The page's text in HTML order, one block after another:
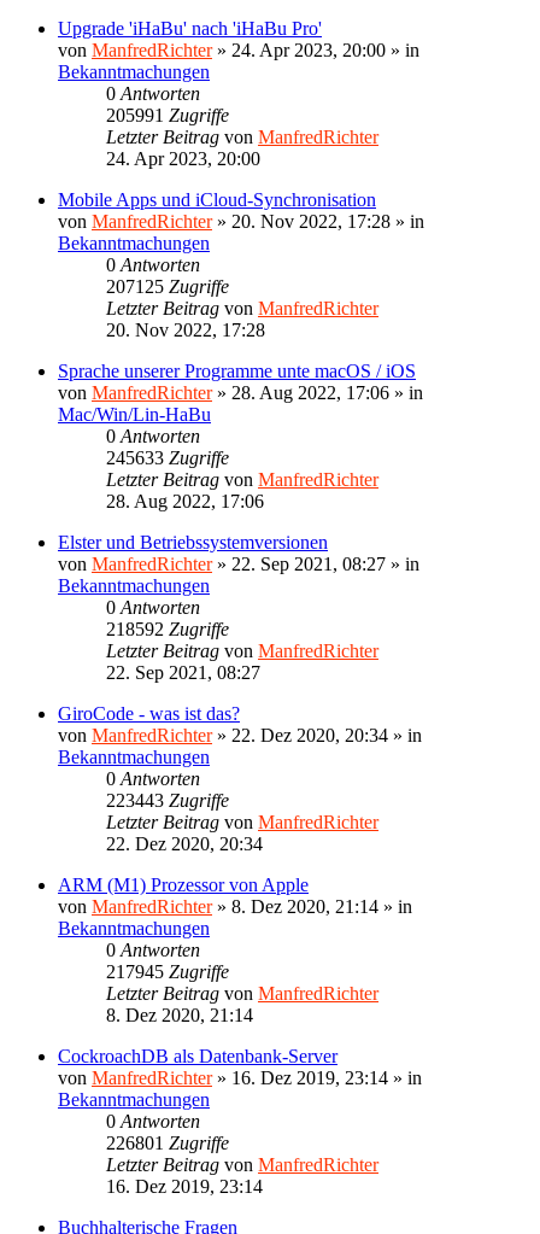
Upgrade 'iHaBu' nach 'iHaBu Pro'
von ManfredRichter» 24. Apr 2023, 20:00 » in
Bekanntmachungen
0 Antworten
205991 Zugriffe
Letzter Beitrag von ManfredRichter
24. Apr 2023, 20:00
Mobile Apps und iCloud-Synchronisation
von ManfredRichter» 20. Nov 2022, 17:28 » in
Bekanntmachungen
0 Antworten
207125 Zugriffe
Letzter Beitrag von ManfredRichter
20. Nov 2022, 17:28
Sprache unserer Programme unte macOS / iOS
von ManfredRichter» 28. Aug 2022, 17:06 » in
Mac/Win/Lin-HaBu
0 Antworten
245633 Zugriffe
Letzter Beitrag von ManfredRichter
28. Aug 2022, 17:06
Elster und Betriebssystemversionen
von ManfredRichter» 22. Sep 2021, 08:27 » in
Bekanntmachungen
0 Antworten
218592 Zugriffe
Letzter Beitrag von ManfredRichter
22. Sep 2021, 08:27
GiroCode - was ist das?
von ManfredRichter» 22. Dez 2020, 20:34 » in
Bekanntmachungen
0 Antworten
223443 Zugriffe
Letzter Beitrag von ManfredRichter
22. Dez 2020, 20:34
ARM (M1) Prozessor von Apple
von ManfredRichter» 8. Dez 2020, 21:14 » in
Bekanntmachungen
0 Antworten
217945 Zugriffe
Letzter Beitrag von ManfredRichter
8. Dez 2020, 21:14
CockroachDB als Datenbank-Server
von ManfredRichter» 16. Dez 2019, 23:14 » in
Bekanntmachungen
0 Antworten
226801 Zugriffe
Letzter Beitrag von ManfredRichter
16. Dez 2019, 23:14
Buchhalterische Fragen